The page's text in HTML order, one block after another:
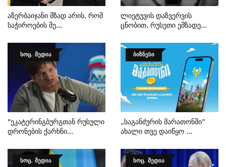
Აზერბაიჯანი Მზად Არის, Რომ
Საჭიროების Შე...
Ლიეტუვის Დაზვერვის
Ცნობით, Რუსეთი Ემზადე...
ᲡᲝᲪ. ᲛᲔᲓᲘᲐ
"ეკატერინგბურგთან Რუსული
Დრონების Ქარხნი...
ᲑᲘᲖᲜᲔᲡᲘ
„საგანძურის Მარათონში“
Ახალი Თვე Დაიწყო ...
ᲡᲝᲪ. ᲛᲔᲓᲘᲐ ᲡᲝᲪ. ᲛᲔᲓᲘᲐ